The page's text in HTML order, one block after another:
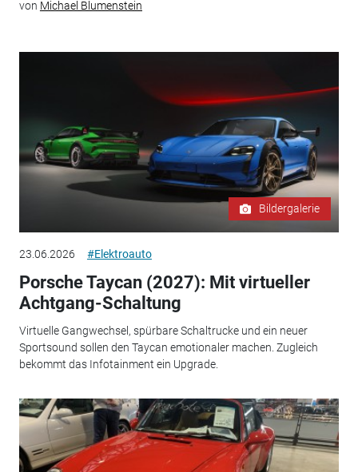
von Michael Blumenstein
Bildergalerie
23.06.2026 #Elektroauto
Porsche Taycan (2027): Mit virtueller
Achtgang-Schaltung
Virtuelle Gangwechsel, spürbare Schaltrucke und ein neuer
Sportsound sollen den Taycan emotionaler machen. Zugleich
bekommt das Infotainment ein Upgrade.